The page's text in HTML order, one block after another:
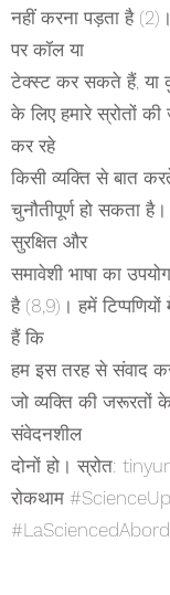
नहीं करना पड़ता है
पर कॉल या
टेक्स्ट कर सकते हैं, या
के लिए हमारे स्रोतों
कर रहे
किसी व्यक्ति से बात
चुनौतीपूर्ण हो सकता
सुरक्षित और
समावेशी भाषा का
है (8,9)। हमें
हैं कि
हम इस तरह से संवाद
जो व्यक्ति की जरूरतों
संवेदनशील
दोनों हो। स्रोत:
रोकथाम
#LaSciencedAbord